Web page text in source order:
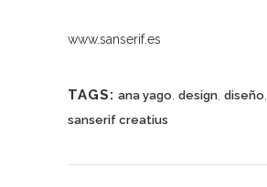
www.sanserif.es
TAGS: ana yago, design, diseño,
sanserif creatius